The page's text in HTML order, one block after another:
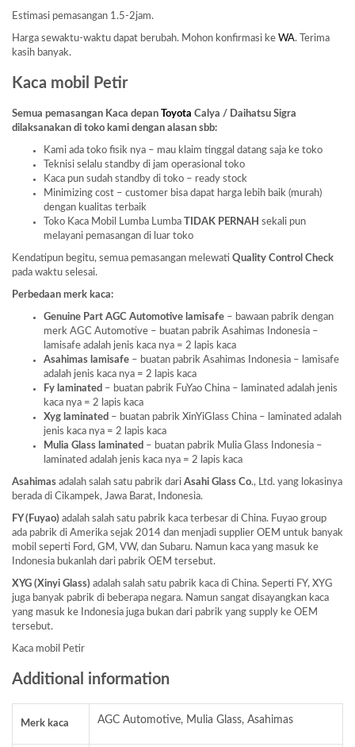
Estimasi pemasangan 1.5-2jam.
Harga sewaktu-waktu dapat berubah. Mohon konfirmasi ke WA. Terima
kasih banyak.
Kaca mobil Petir
Semua pemasangan Kaca depan Toyota Calya / Daihatsu Sigra
dilaksanakan di toko kami dengan alasan sbb:
Kami ada toko fisik nya – mau klaim tinggal datang saja ke toko
Teknisi selalu standby di jam operasional toko
Kaca pun sudah standby di toko – ready stock
Minimizing cost – customer bisa dapat harga lebih baik (murah)
dengan kualitas terbaik
Toko Kaca Mobil Lumba Lumba TIDAK PERNAH sekali pun
melayani pemasangan di luar toko
Kendatipun begitu, semua pemasangan melewati Quality Control Check
pada waktu selesai.
Perbedaan merk kaca:
Genuine Part AGC Automotive lamisafe – bawaan pabrik dengan
merk AGC Automotive – buatan pabrik Asahimas Indonesia –
lamisafe adalah jenis kaca nya = 2 lapis kaca
Asahimas lamisafe – buatan pabrik Asahimas Indonesia – lamisafe
adalah jenis kaca nya = 2 lapis kaca
Fy laminated – buatan pabrik FuYao China – laminated adalah jenis
kaca nya = 2 lapis kaca
Xyg laminated – buatan pabrik XinYiGlass China – laminated adalah
jenis kaca nya = 2 lapis kaca
Mulia Glass laminated – buatan pabrik Mulia Glass Indonesia –
laminated adalah jenis kaca nya = 2 lapis kaca
Asahimas adalah salah satu pabrik dari Asahi Glass Co., Ltd. yang lokasinya
berada di Cikampek, Jawa Barat, Indonesia.
FY (Fuyao) adalah salah satu pabrik kaca terbesar di China. Fuyao group
ada pabrik di Amerika sejak 2014 dan menjadi supplier OEM untuk banyak
mobil seperti Ford, GM, VW, dan Subaru. Namun kaca yang masuk ke
Indonesia bukanlah dari pabrik OEM tersebut.
XYG (Xinyi Glass) adalah salah satu pabrik kaca di China. Seperti FY, XYG
juga banyak pabrik di beberapa negara. Namun sangat disayangkan kaca
yang masuk ke Indonesia juga bukan dari pabrik yang supply ke OEM
tersebut.
Kaca mobil Petir
Additional information
Merk kaca AGC Automotive, Mulia Glass, Asahimas